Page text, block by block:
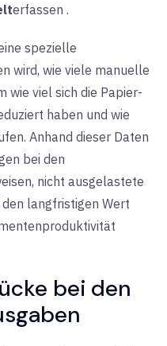
erfassen .
spezielle
wird, wie viele manuelle
wie viel sich die Papier-
haben und wie
Anhand dieser Daten
bei den
nicht ausgelastete
langfristigen Wert
bei den